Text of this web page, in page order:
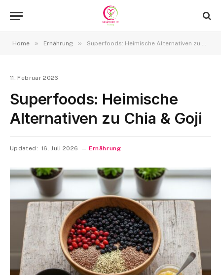
Home » Ernährung » Superfoods: Heimische Alternativen zu Chia & Goji
11. Februar 2026
Superfoods: Heimische
Alternativen zu Chia & Goji
Updated: 16. Juli 2026 Ernährung